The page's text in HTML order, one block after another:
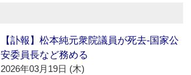
【訃報】松本純元衆院議員が死去‐国家公
安委員長など務める
2026年03月19日 (木)